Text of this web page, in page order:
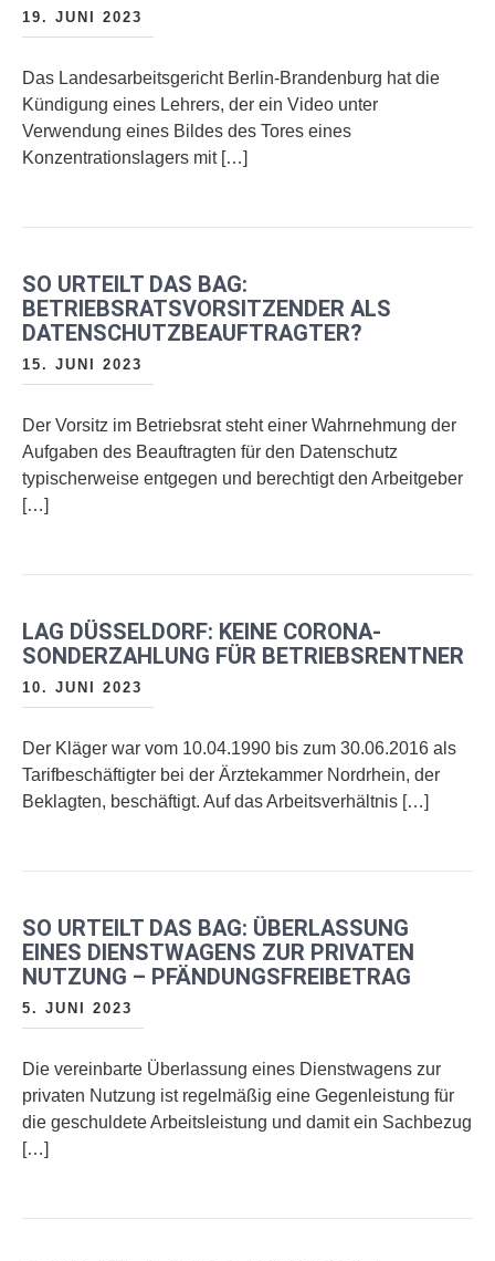
19. JUNI 2023
Das Landesarbeitsgericht Berlin-Brandenburg hat die
Kündigung eines Lehrers, der ein Video unter
Verwendung eines Bildes des Tores eines
Konzentrationslagers mit […]
SO URTEILT DAS BAG:
BETRIEBSRATSVORSITZENDER ALS
DATENSCHUTZBEAUFTRAGTER?
15. JUNI 2023
Der Vorsitz im Betriebsrat steht einer Wahrnehmung der
Aufgaben des Beauftragten für den Datenschutz
typischerweise entgegen und berechtigt den Arbeitgeber
[…]
LAG DÜSSELDORF: KEINE CORONA-
SONDERZAHLUNG FÜR BETRIEBSRENTNER
10. JUNI 2023
Der Kläger war vom 10.04.1990 bis zum 30.06.2016 als
Tarifbeschäftigter bei der Ärztekammer Nordrhein, der
Beklagten, beschäftigt. Auf das Arbeitsverhältnis […]
SO URTEILT DAS BAG: ÜBERLASSUNG
EINES DIENSTWAGENS ZUR PRIVATEN
NUTZUNG – PFÄNDUNGSFREIBETRAG
5. JUNI 2023
Die vereinbarte Überlassung eines Dienstwagens zur
privaten Nutzung ist regelmäßig eine Gegenleistung für
die geschuldete Arbeitsleistung und damit ein Sachbezug
[…]